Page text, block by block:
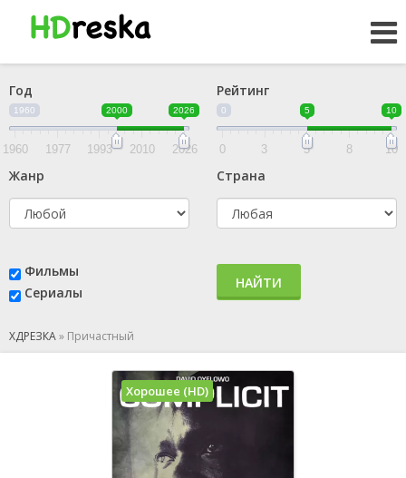
Год
1960 2000 2026
1960 1977 1993 2010 2026
Рейтинг
0 5 10
0 3 5 8 10
Жанр Страна
Фильмы
Сериалы
НАЙТИ
ХДРЕЗКА» Причастный
Хорошее (HD)